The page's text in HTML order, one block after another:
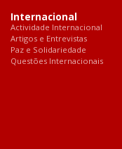
Internacional
Actividade Internacional
Artigos e Entrevistas
Paz e Solidariedade
Questões Internacionais